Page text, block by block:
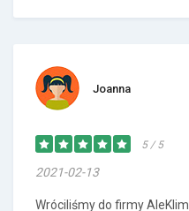
Joanna
5 / 5
2021-02-13
Wróciliśmy do firmy